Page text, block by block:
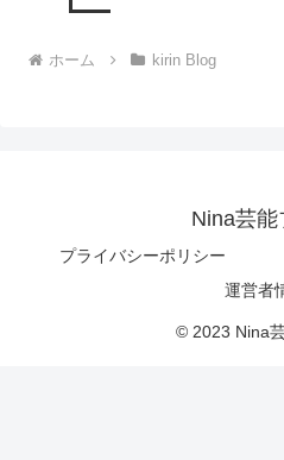
ホーム kirin Blog
Nina芸能
プライバシーポリシー
運営者
© 2023 Nina